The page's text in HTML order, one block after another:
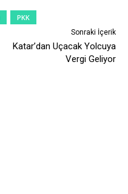
PKK
Sonraki İçerik
Katar’dan Uçacak Yolcuya
Vergi Geliyor